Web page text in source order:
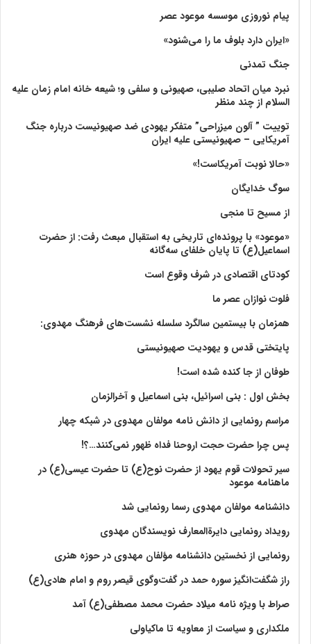
پیام نوروزی موسسه موعود عصر
«ایران دارد بلوف ما را می‌شنود»
جنگ تمدنی
نبرد میان اتحاد صلیبی، صهیونی و سلفی و؛ شیعه خانه امام زمان علیه
السلام از چند منظر
توییت ” آلون میزراحی” متفکر یهودی ضد صهیونیست درباره جنگ
آمریکایی – صهیونیستی علیه ایران
«حالا نوبت آمریکاست!»
سوگ خدایگان
از مسیح تا منجی
«موعود» با پرونده‌ای تاریخی به استقبال مبعث رفت: از حضرت
اسماعیل(ع) تا پایان خلفای سه‌گانه
کودتای اقتصادی در شرف وقوع است
فلوت نوازان عصر ما
همزمان با بیستمین سالگرد سلسله نشست‌های فرهنگ مهدوی:‌
پایتختی قدس و یهودیت صهیونیستی
طوفان از جا کنده شده است!
بخش اول : بنی اسرائیل، بنی اسماعیل و آخرالزمان
مراسم رونمایی از دانش نامه مولفان مهدوی در شبکه چهار
پس چرا حضرت حجت اروحنا فداه ظهور نمی‌کنند…؟!
سیر تحولات قوم یهود از حضرت نوح(ع) تا حضرت عیسی(ع) در
ماهنامه موعود
دانشنامه مولفان مهدوی رسما رونمایی شد
رویداد رونمایی دایرةالمعارف نویسندگان مهدوی
رونمایی از نخستین دانشنامه مؤلفان مهدوی در حوزه هنری
راز شگفت‌انگیز سوره حمد در گفت‌وگوی قیصر روم و امام هادی(ع)
صراط با ویژه نامه میلاد حضرت محمد مصطفی(ع) آمد
ملکداری و سیاست از معاویه تا ماکیاولی